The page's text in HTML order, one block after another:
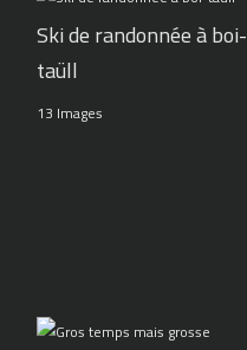
Ski de randonnée à boi-
taüll
13 Images